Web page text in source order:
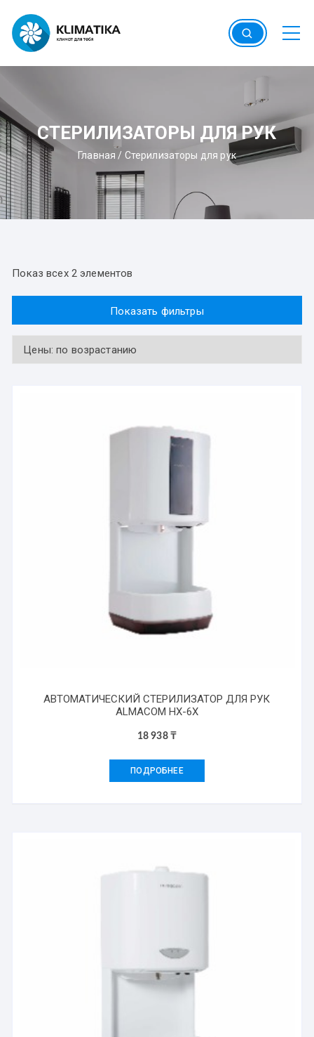
содержимому
СТЕРИЛИЗАТОРЫ ДЛЯ РУК
Главная / Стерилизаторы для рук
Показ всех 2 элементов
Показать фильтры
АВТОМАТИЧЕСКИЙ СТЕРИЛИЗАТОР ДЛЯ РУК
ALMACOM HX-6X
18 938 ₸
ПОДРОБНЕЕ